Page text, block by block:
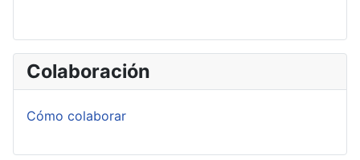
Colaboración
Cómo colaborar